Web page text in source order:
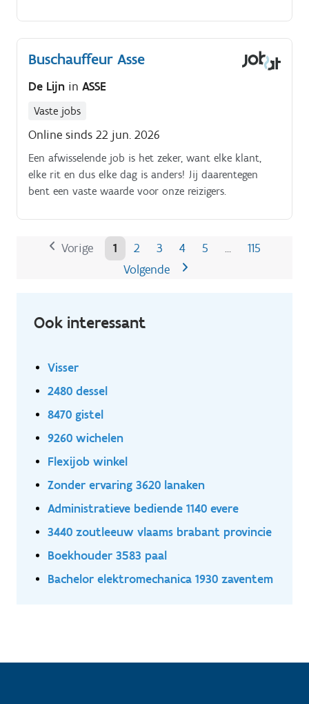
Buschauffeur Asse
De Lijn in ASSE
Vaste jobs
Online sinds 22 jun. 2026
Een afwisselende job is het zeker, want elke klant,
elke rit en dus elke dag is anders! Jij daarentegen
bent een vaste waarde voor onze reizigers.
Vorige 1 2 3 4 5
115
Volgende
Ook interessant
Visser
2480 dessel
8470 gistel
9260 wichelen
Flexijob winkel
Zonder ervaring 3620 lanaken
Administratieve bediende 1140 evere
3440 zoutleeuw vlaams brabant provincie
Boekhouder 3583 paal
Bachelor elektromechanica 1930 zaventem